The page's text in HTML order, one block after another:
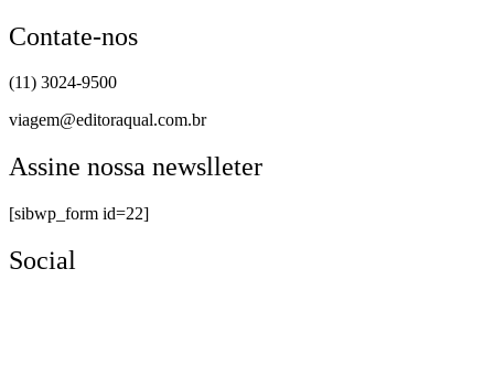
Contate-nos
(11) 3024-9500
viagem@editoraqual.com.br
Assine nossa newslleter
[sibwp_form id=22]
Social